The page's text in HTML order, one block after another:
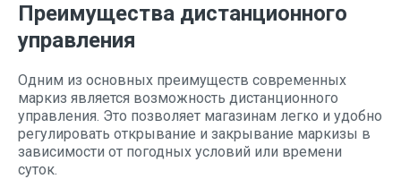
Преимущества дистанционного
управления
Одним из основных преимуществ современных
маркиз является возможность дистанционного
управления. Это позволяет магазинам легко и удобно
регулировать открывание и закрывание маркизы в
зависимости от погодных условий или времени
суток.